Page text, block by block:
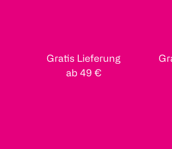
Gratis Lieferung
ab 49 €